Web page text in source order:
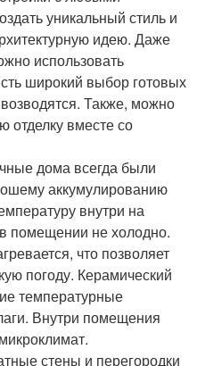
уникальный стиль и
идею. Даже
использовать
широкий выбор готовых
Также, можно
отделку вместе со
дома всегда были
аккумулированию
внутри на
помещении не холодно.
что позволяет
погоду. Керамический
температурные
Внутри помещения
стены и перегородки